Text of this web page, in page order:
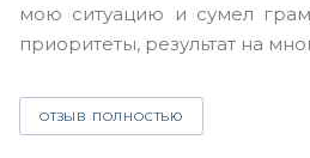
мою ситуацию и сумел
приоритеты, результат на
ОТЗЫВ ПОЛНОСТЬЮ